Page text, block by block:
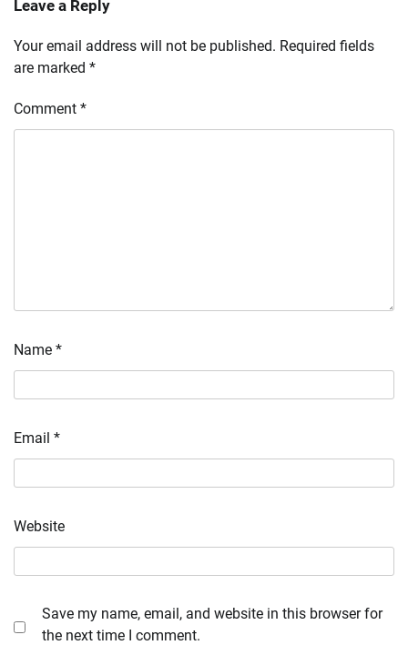
Leave a Reply
Your email address will not be published. Required fields
are marked *
Comment *
Name *
Email *
Website
Save my name, email, and website in this browser for
the next time I comment.